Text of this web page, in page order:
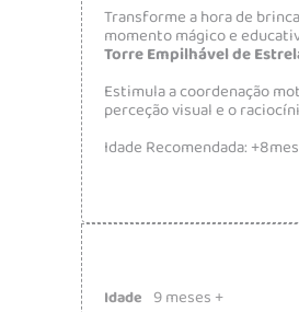
Transforme a hora de
momento mágico e
Torre Empilhável de
Estimula a coordenação
perceção visual e o
Idade Recomendada:
Idade 9 meses +